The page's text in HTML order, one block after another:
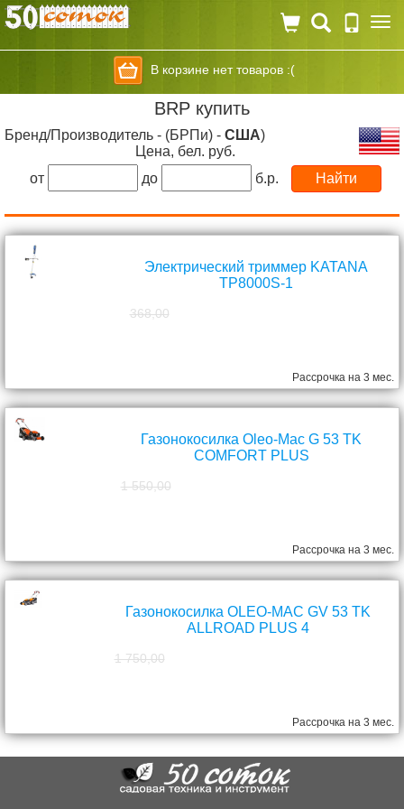
В корзине нет товаров :(
BRP купить
Бренд/Производитель - (БРПи) - США)
Цена, бел. руб.
от
до б.р.
Электрический триммер KATANA
TP8000S-1
368,00
Рассрочка на 3 мес.
Газонокосилка Oleo-Mac G 53 TK
COMFORT PLUS
1 550,00
Рассрочка на 3 мес.
Газонокосилка OLEO-MAC GV 53 TK
ALLROAD PLUS 4
1 750,00
Рассрочка на 3 мес.